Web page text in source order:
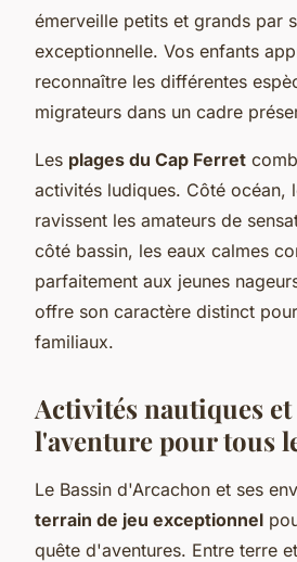
émerveille petits et grands par
exceptionnelle. Vos enfants
reconnaître les différentes
migrateurs dans un cadre
Les plages du Cap Ferret
activités ludiques. Côté océan,
ravissent les amateurs de
côté bassin, les eaux calmes
parfaitement aux jeunes
offre son caractère distinct
familiaux.
Activités nautiques
l'aventure pour tous
Le Bassin d'Arcachon et ses
terrain de jeu exceptionnel
quête d'aventures. Entre terre